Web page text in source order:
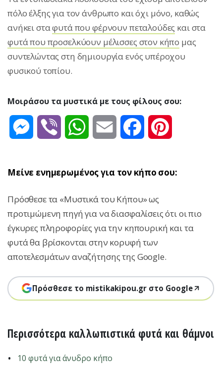
πόλο έλξης για τον άνθρωπο και όχι μόνο, καθώς
ανήκει σταφυτά που φέρνουν πεταλούδες και στα
φυτά που προσελκύουν μέλισσες στον κήπο μας
συντελώντας στη δημιουργία ενός υπέροχου
φυσικού τοπίου.
Μοιράσου τα μυστικά με τους φίλους σου:
Messenger
Viber WhatsAppEmail Facebook
Μείνε ενημερωμένος για τον κήπο σου:
Πρόσθεσε τα «Μυστικά του Κήπου» ως
προτιμώμενη πηγή για να διασφαλίσεις ότι οι πιο
έγκυρες πληροφορίες για την κηπουρική και τα
φυτά θα βρίσκονται στην κορυφή των
αποτελεσμάτων αναζήτησης της Google.
Πρόσθεσε το mistikakipou.gr στο Google
Περισσότερα καλλωπιστικά φυτά και θάμνοι
10 φυτά για άνυδρο κήπο